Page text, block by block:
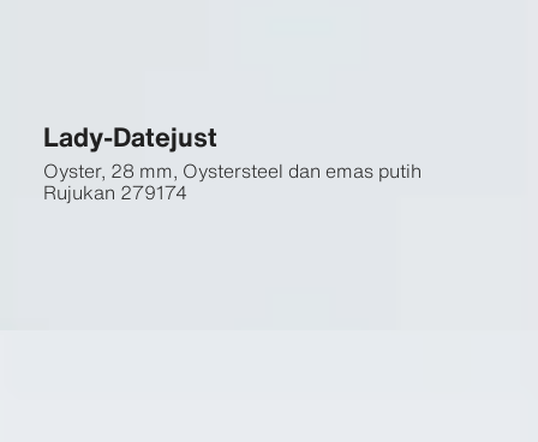
Lady-Datejust
Oyster, 28 mm, Oystersteel dan emas putih
Rujukan 279174